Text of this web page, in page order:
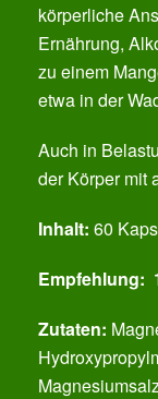
körperliche
Ernährung,
zu einem
etwa in der
Auch in
der Körper mit
Inhalt: 60
Empfehlung:
Zutaten: